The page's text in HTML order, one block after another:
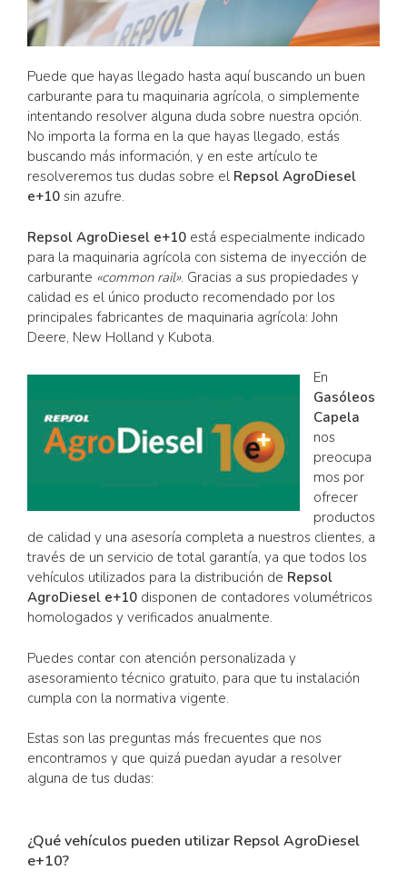
Puede que hayas llegado hasta aquí buscando un buen
carburante para tu maquinaria agrícola, o simplemente
intentando resolver alguna duda sobre nuestra opción.
No importa la forma en la que hayas llegado, estás
buscando más información, y en este artículo te
resolveremos tus dudas sobre el Repsol AgroDiesel
e+10 sin azufre.
Repsol AgroDiesel e+10 está especialmente indicado
para la maquinaria agrícola con sistema de inyección de
carburante «common rail». Gracias a sus propiedades y
calidad es el único producto recomendado por los
principales fabricantes de maquinaria agrícola: John
Deere, New Holland y Kubota.
En
Gasóleos
Capela
nos
preocupa
mos por
ofrecer
productos
de calidad y una asesoría completa a nuestros clientes, a
través de un servicio de total garantía, ya que todos los
vehículos utilizados para la distribución de Repsol
AgroDiesel e+10 disponen de contadores volumétricos
homologados y verificados anualmente.
Puedes contar con atención personalizada y
asesoramiento técnico gratuito, para que tu instalación
cumpla con la normativa vigente.
Estas son las preguntas más frecuentes que nos
encontramos y que quizá puedan ayudar a resolver
alguna de tus dudas:
¿Qué vehículos pueden utilizar Repsol AgroDiesel
e+10?